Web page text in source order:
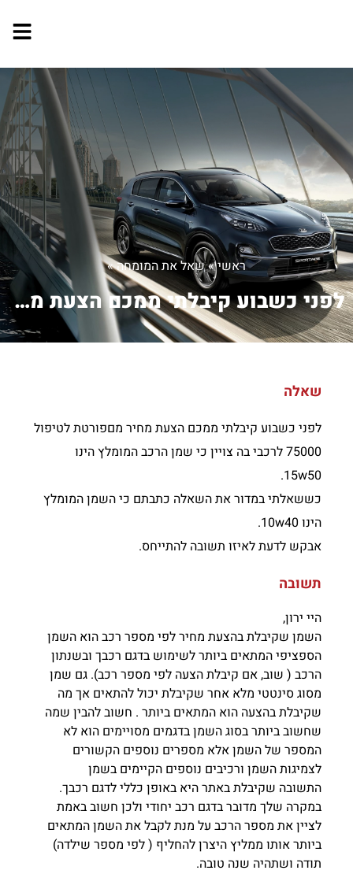
ראשי»שאל את המומחה»
לפני כשבוע קיבלתי ממכם הצעת מחיר מםפו...
שאלה
לפני כשבוע קיבלתי ממכם הצעת מחיר מםפורטת לטיפול
75000 לרכבי בה צויין כי שמן הרכב המומלץ הינו
15w50.
כששאלתי במדור את השאלה כתבתם כי השמן המומלץ
הינו 10w40.
אבקש לדעת לאיזו תשובה להתייחס.
תשובה
היי ירון,
השמן שקיבלת בהצעת מחיר לפי מספר רכב הוא השמן
הספציפי המתאים ביותר לשימוש בדגם רכבך ובשנתון
הרכב ( שוב, אם קיבלת הצעה לפי מספר רכב). גם שמן
מסוג סינטטי מלא אחר שקיבלת יכול להתאים אך מה
שקיבלת בהצעה הוא המתאים ביותר . חשוב להבין שמה
שחשוב ביותר בסוג השמן בדגמים מסויימים הוא לא
המספר של השמן אלא מספרים נוספים הקשורים
לצמיגות השמן ורכיבים נוספים הקיימים בשמן
התשובה שקיבלת באתר היא באופן כללי לדגם רכבך.
במקרה שלך מדובר בדגם רכב יחודי ולכן חשוב באמת
לציין את מספר הרכב על מנת לקבל את השמן המתאים
ביותר אותו ממליץ היצרן להחליף ( לפי מספר שילדה)
תודה ושתהיה שנה טובה.